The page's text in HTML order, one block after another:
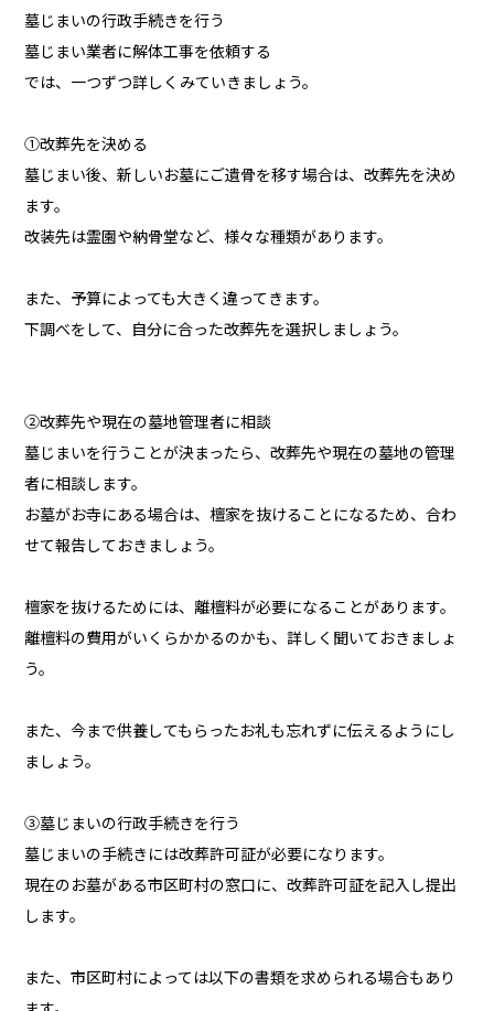
墓じまいの行政手続きを行う
墓じまい業者に解体工事を依頼する
では、一つずつ詳しくみていきましょう。
①改葬先を決める
墓じまい後、新しいお墓にご遺骨を移す場合は、改葬先を決め
ます。
改装先は霊園や納骨堂など、様々な種類があります。
また、予算によっても大きく違ってきます。
下調べをして、自分に合った改葬先を選択しましょう。
②改葬先や現在の墓地管理者に相談
墓じまいを行うことが決まったら、改葬先や現在の墓地の管理
者に相談します。
お墓がお寺にある場合は、檀家を抜けることになるため、合わ
せて報告しておきましょう。
檀家を抜けるためには、離檀料が必要になることがあります。
離檀料の費用がいくらかかるのかも、詳しく聞いておきましょ
う。
また、今まで供養してもらったお礼も忘れずに伝えるようにし
ましょう。
③墓じまいの行政手続きを行う
墓じまいの手続きには改葬許可証が必要になります。
現在のお墓がある市区町村の窓口に、改葬許可証を記入し提出
します。
また、市区町村によっては以下の書類を求められる場合もあり